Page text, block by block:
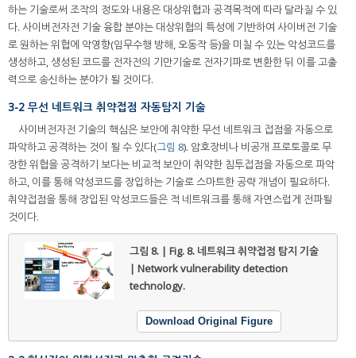
하는 기술로써 조작의 정도와 내용은 대상위협과 공격목적에 따라 달라질 수 있
다. 사이버전자전 기술 융합 분야는 대상위협의 특성에 기반하여 사이버전 기술
로 원하는 위협에 악영향(임무수행 방해, 오동작 등)을 미칠 수 있는 악성코드를
생성하고, 생성된 코드를 전자전의 기만기술로 전자기파로 변환한 뒤 이를 고출
력으로 송신하는 분야가 될 것이다.
3-2 무선 네트워크 취약접점 자동탐지 기술
사이버전자전 기술의 핵심은 보안에 취약한 무선 네트워크 접점을 자동으로
파악하고 공격하는 것이 될 수 있다(그림 8). 암호장비나 비공개 프로토콜로 무
장한 위협을 공격하기 보다는 비교적 보안이 취약한 침투접점을 자동으로 파악
하고, 이를 통해 악성코드를 장입하는 기술로 스마트한 공략 개념이 필요하다.
취약접점을 통해 장입된 악성코드들은 적 네트워크를 통해 자연스럽게 전파될
것이다.
그림 8. | Fig. 8. 네트워크 취약접점 탐지 기술
| Network vulnerability detection
technology.
Download Original Figure